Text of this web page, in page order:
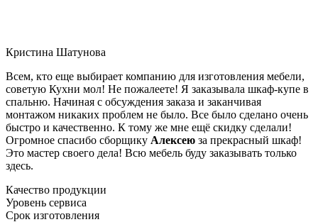
Кристина Шатунова
Всем, кто еще выбирает компанию для изготовления мебели,
советую Кухни мол! Не пожалеете! Я заказывала шкаф-купе в
спальню. Начиная с обсуждения заказа и заканчивая
монтажом никаких проблем не было. Все было сделано очень
быстро и качественно. К тому же мне ещё скидку сделали!
Огромное спасибо сборщику Алексею за прекрасный шкаф!
Это мастер своего дела! Всю мебель буду заказывать только
здесь.
Качество продукции
Уровень сервиса
Срок изготовления